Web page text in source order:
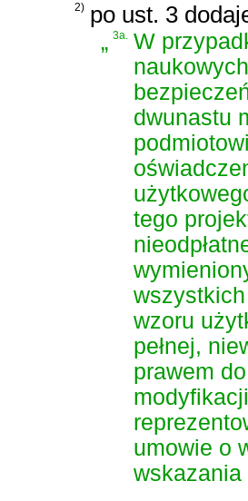
2) po ust. 3
„3a. W
dwunastu
tego
wzoru
pełnej,
prawem
umowie o
wskazania